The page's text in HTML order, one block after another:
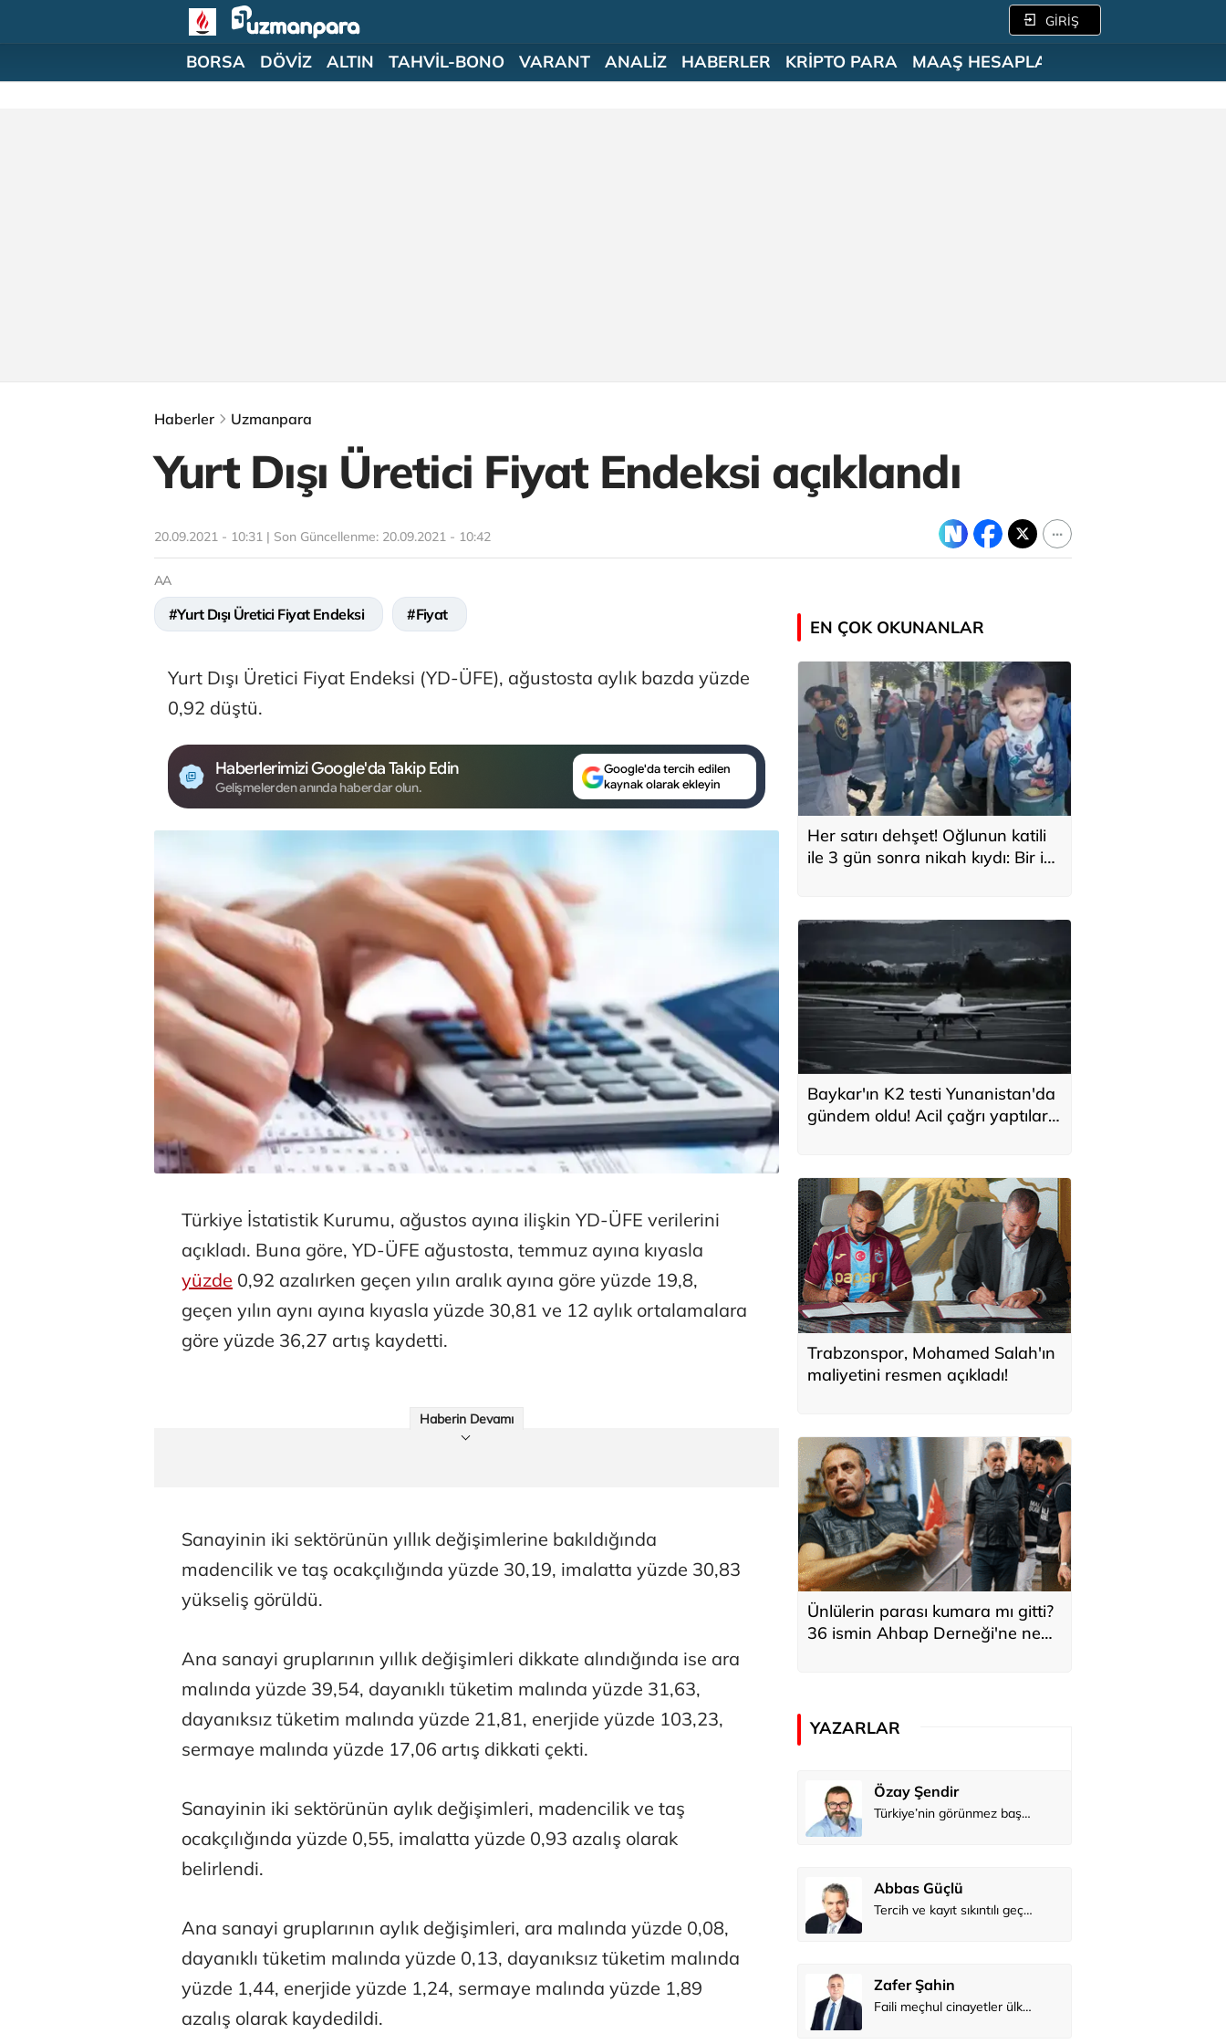
GİRİŞ
BORSA DÖVİZ ALTIN TAHVİL-BONO VARANT ANALİZ HABERLER KRİPTO PARA MAAŞ HESAPLAMA
Haberler Uzmanpara
Yurt Dışı Üretici Fiyat Endeksi açıklandı
20.09.2021 - 10:31 | Son Güncellenme: 20.09.2021 - 10:42
AA
#Yurt Dışı Üretici Fiyat Endeksi #Fiyat
Yurt Dışı Üretici Fiyat Endeksi (YD-ÜFE), ağustosta aylık bazda yüzde
0,92 düştü.
Haberlerimizi Google'da Takip Edin
Gelişmelerden anında haberdar olun.
Google'da tercih edilen
kaynak olarak ekleyin
Türkiye İstatistik Kurumu, ağustos ayına ilişkin YD-ÜFE verilerini
açıkladı. Buna göre, YD-ÜFE ağustosta, temmuz ayına kıyasla
yüzde 0,92 azalırken geçen yılın aralık ayına göre yüzde 19,8,
geçen yılın aynı ayına kıyasla yüzde 30,81 ve 12 aylık ortalamalara
göre yüzde 36,27 artış kaydetti.
Haberin Devamı
Sanayinin iki sektörünün yıllık değişimlerine bakıldığında
madencilik ve taş ocakçılığında yüzde 30,19, imalatta yüzde 30,83
yükseliş görüldü.
Ana sanayi gruplarının yıllık değişimleri dikkate alındığında ise ara
malında yüzde 39,54, dayanıklı tüketim malında yüzde 31,63,
dayanıksız tüketim malında yüzde 21,81, enerjide yüzde 103,23,
sermaye malında yüzde 17,06 artış dikkati çekti.
Sanayinin iki sektörünün aylık değişimleri, madencilik ve taş
ocakçılığında yüzde 0,55, imalatta yüzde 0,93 azalış olarak
belirlendi.
Ana sanayi gruplarının aylık değişimleri, ara malında yüzde 0,08,
dayanıklı tüketim malında yüzde 0,13, dayanıksız tüketim malında
yüzde 1,44, enerjide yüzde 1,24, sermaye malında yüzde 1,89
azalış olarak kaydedildi.
EN ÇOK OKUNANLAR
Her satırı dehşet! Oğlunun katili
ile 3 gün sonra nikah kıydı: Bir iki
Baykar'ın K2 testi Yunanistan'da
gündem oldu! Acil çağrı yaptılar...
Trabzonspor, Mohamed Salah'ın
maliyetini resmen açıkladı!
Ünlülerin parası kumara mı gitti?
36 ismin Ahbap Derneği'ne ne
YAZARLAR
Mağaza açılışı
Zafer Şahin
Atilay Kandemir
Mağaza açılışı